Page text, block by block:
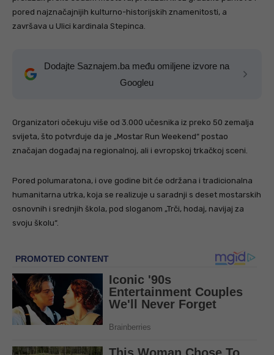
pored najznačajnijih kulturno-historijskih znamenitosti, a
završava u Ulici kardinala Stepinca.
Dodajte Saznajem.ba među omiljene izvore na
Googleu
Organizatori očekuju više od 3.000 učesnika iz preko 50 zemalja
svijeta, što potvrđuje da je „Mostar Run Weekend“ postao
značajan događaj na regionalnoj, ali i evropskoj trkačkoj sceni.
Pored polumaratona, i ove godine bit će održana i tradicionalna
humanitarna utrka, koja se realizuje u saradnji s deset mostarskih
osnovnih i srednjih škola, pod sloganom „Trči, hodaj, navijaj za
svoju školu“.